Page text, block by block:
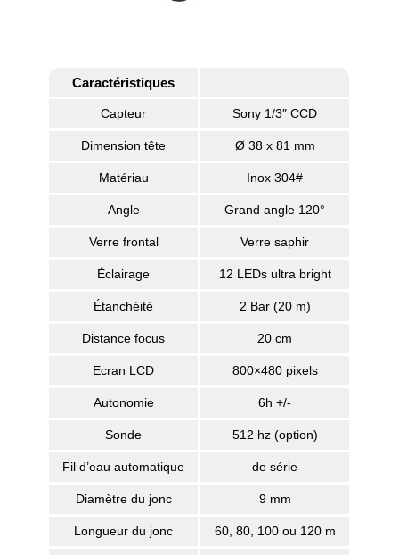
Caractéristiques
Capteur Sony 1/3″ CCD
Dimension tête Ø 38 x 81 mm
Matériau Inox 304#
Angle Grand angle 120°
Verre frontal Verre saphir
Éclairage 12 LEDs ultra bright
Étanchéité 2 Bar (20 m)
Distance focus 20 cm
Ecran LCD 800×480 pixels
Autonomie 6h +/-
Sonde 512 hz (option)
Fil d’eau automatique de série
Diamètre du jonc 9 mm
Longueur du jonc 60, 80, 100 ou 120 m